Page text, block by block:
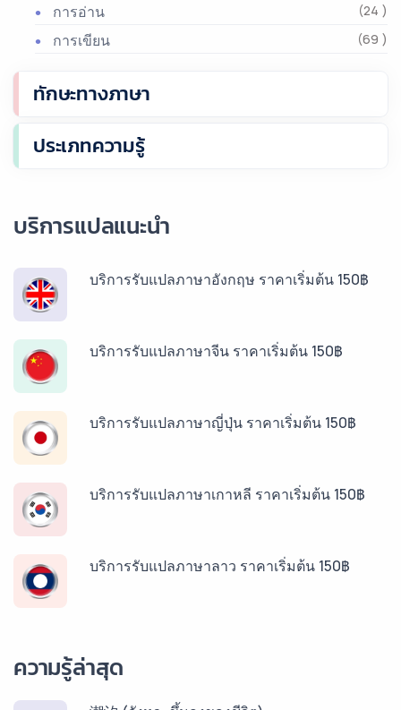
การอ่าน (24 )
การเขียน (69 )
ทักษะทางภาษา
ประเภทความรู้
บริการแปลแนะนำ
บริการรับแปลภาษาอังกฤษ ราคาเริ่มต้น 150฿
บริการรับแปลภาษาจีน ราคาเริ่มต้น 150฿
บริการรับแปลภาษาญี่ปุ่น ราคาเริ่มต้น 150฿
บริการรับแปลภาษาเกาหลี ราคาเริ่มต้น 150฿
บริการรับแปลภาษาลาว ราคาเริ่มต้น 150฿
ความรู้ล่าสุด